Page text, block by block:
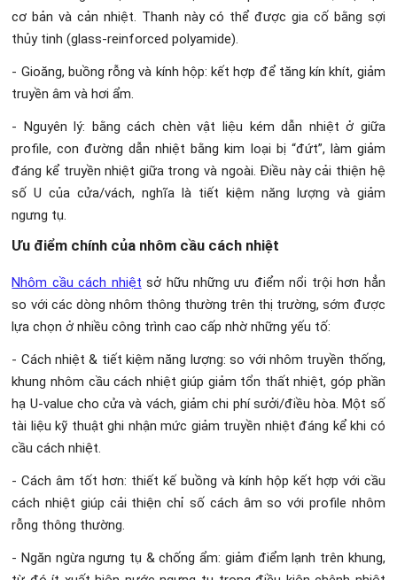
cơ bản và cản nhiệt. Thanh này có thể được gia cố bằng sợi
thủy tinh (glass-reinforced polyamide).
- Gioăng, buồng rỗng và kính hộp: kết hợp để tăng kín khít, giảm
truyền âm và hơi ẩm.
- Nguyên lý: bằng cách chèn vật liệu kém dẫn nhiệt ở giữa
profile, con đường dẫn nhiệt bằng kim loại bị “đứt”, làm giảm
đáng kể truyền nhiệt giữa trong và ngoài. Điều này cải thiện hệ
số U của cửa/vách, nghĩa là tiết kiệm năng lượng và giảm
ngưng tụ.
Ưu điểm chính của nhôm cầu cách nhiệt
Nhôm cầu cách nhiệt sở hữu những ưu điểm nổi trội hơn hẳn
so với các dòng nhôm thông thường trên thị trường, sớm được
lựa chọn ở nhiều công trình cao cấp nhờ những yếu tố:
- Cách nhiệt & tiết kiệm năng lượng: so với nhôm truyền thống,
khung nhôm cầu cách nhiệt giúp giảm tổn thất nhiệt, góp phần
hạ U-value cho cửa và vách, giảm chi phí sưởi/điều hòa. Một số
tài liệu kỹ thuật ghi nhận mức giảm truyền nhiệt đáng kể khi có
cầu cách nhiệt.
- Cách âm tốt hơn: thiết kế buồng và kính hộp kết hợp với cầu
cách nhiệt giúp cải thiện chỉ số cách âm so với profile nhôm
rỗng thông thường.
- Ngăn ngừa ngưng tụ & chống ẩm: giảm điểm lạnh trên khung,